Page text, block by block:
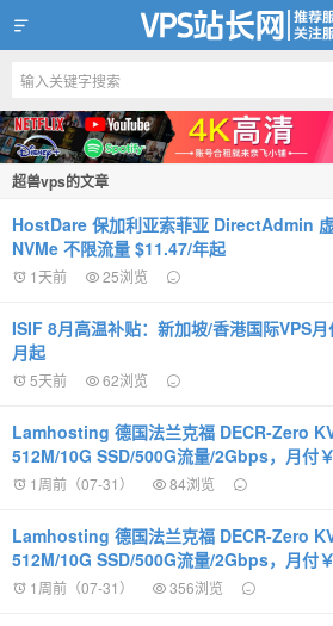
VPS站长网
超兽vps的文章
HostDare 保加利亚索菲亚 DirectAdmin
NVMe 不限流量 $11.47/年起
1天前 25浏览
ISIF 8月高温补贴：新加坡/香港国际VPS
月起
5天前 62浏览
Lamhosting 德国法兰克福 DECR-Zero
512M/10G SSD/500G流量/2Gbps，月付
1周前（07-31） 84浏览
Lamhosting 德国法兰克福 DECR-Zero
512M/10G SSD/500G流量/2Gbps，月付
1周前（07-31） 356浏览